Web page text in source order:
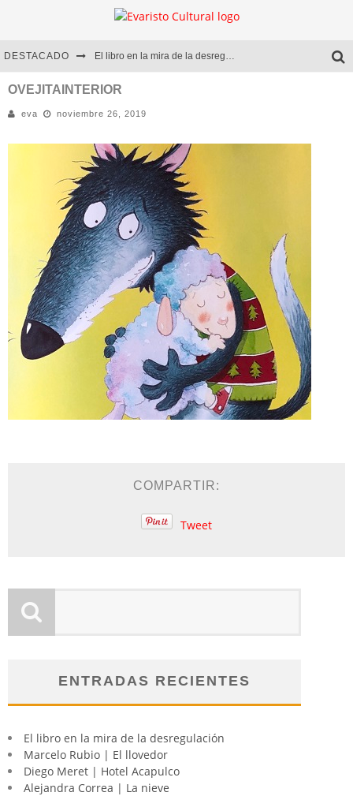
DESTACADO El libro en la mira de la desregulación
Marcelo Rubio | El llovedor
Diego Meret | Hotel Acapulco
Alejandra Correa | La nieve
OVEJITAINTERIOR
eva noviembre 26, 2019
COMPARTIR:
Tweet
ENTRADAS RECIENTES
El libro en la mira de la desregulación
Marcelo Rubio | El llovedor
Diego Meret | Hotel Acapulco
Alejandra Correa | La nieve